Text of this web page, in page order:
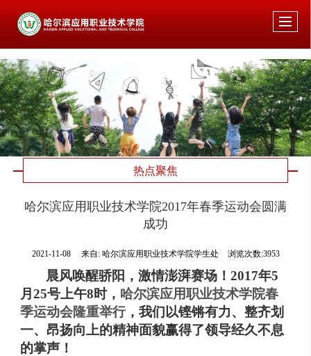
热点聚焦
哈尔滨应用职业技术学院2017年春季运动会圆满
成功
2021-11-08 来自: 哈尔滨应用职业技术学院学生处 浏览次数:3953
晨风唤醒骄阳，激情澎湃赛场！2017年5
月25号上午8时， 哈尔滨应用职业技术学院春
季运动会隆重举行，我们以铿锵有力、整齐划
一、昂扬向上的精神面貌赢得了领导经久不息
的掌声！